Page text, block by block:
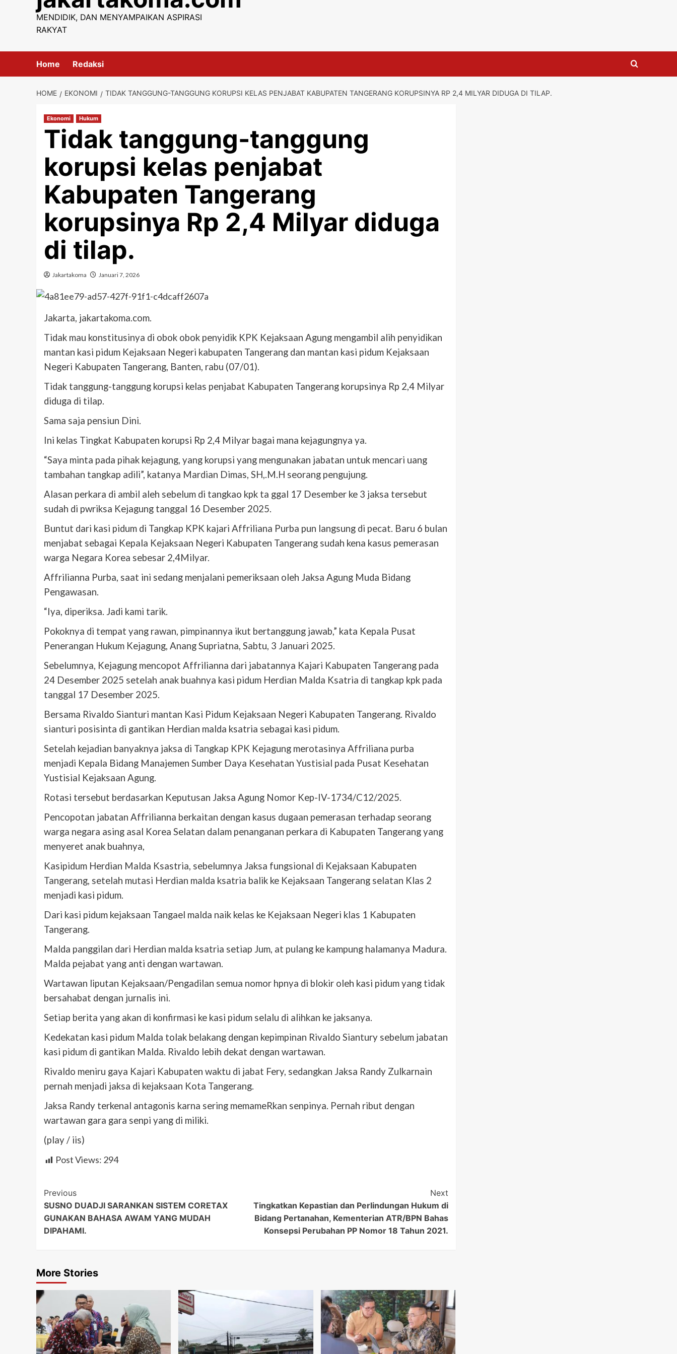
MENDIDIK, DAN MENYAMPAIKAN ASPIRASI
RAKYAT
Home Redaksi
HOME EKONOMI TIDAK TANGGUNG-TANGGUNG KORUPSI KELAS PENJABAT KABUPATEN TANGERANG KORUPSINYA RP 2,4 MILYAR DIDUGA DI TILAP.
Ekonomi Hukum
Tidak tanggung-tanggung
korupsi kelas penjabat
Kabupaten Tangerang
korupsinya Rp 2,4 Milyar diduga
di tilap.
Jakartakoma Januari 7, 2026
Jakarta, jakartakoma.com.
Tidak mau konstitusinya di obok obok penyidik KPK Kejaksaan Agung mengambil alih penyidikan
mantan kasi pidum Kejaksaan Negeri kabupaten Tangerang dan mantan kasi pidum Kejaksaan
Negeri Kabupaten Tangerang, Banten, rabu (07/01).
Tidak tanggung-tanggung korupsi kelas penjabat Kabupaten Tangerang korupsinya Rp 2,4 Milyar
diduga di tilap.
Sama saja pensiun Dini.
Ini kelas Tingkat Kabupaten korupsi Rp 2,4 Milyar bagai mana kejagungnya ya.
“Saya minta pada pihak kejagung, yang korupsi yang mengunakan jabatan untuk mencari uang
tambahan tangkap adili”, katanya Mardian Dimas, SH,.M.H seorang pengujung.
Alasan perkara di ambil aleh sebelum di tangkao kpk ta ggal 17 Desember ke 3 jaksa tersebut
sudah di pwriksa Kejagung tanggal 16 Desember 2025.
Buntut dari kasi pidum di Tangkap KPK kajari Affriliana Purba pun langsung di pecat. Baru 6 bulan
menjabat sebagai Kepala Kejaksaan Negeri Kabupaten Tangerang sudah kena kasus pemerasan
warga Negara Korea sebesar 2,4Milyar.
Affrilianna Purba, saat ini sedang menjalani pemeriksaan oleh Jaksa Agung Muda Bidang
Pengawasan.
“Iya, diperiksa. Jadi kami tarik.
Pokoknya di tempat yang rawan, pimpinannya ikut bertanggung jawab,” kata Kepala Pusat
Penerangan Hukum Kejagung, Anang Supriatna, Sabtu, 3 Januari 2025.
Sebelumnya, Kejagung mencopot Affrilianna dari jabatannya Kajari Kabupaten Tangerang pada
24 Desember 2025 setelah anak buahnya kasi pidum Herdian Malda Ksatria di tangkap kpk pada
tanggal 17 Desember 2025.
Bersama Rivaldo Sianturi mantan Kasi Pidum Kejaksaan Negeri Kabupaten Tangerang. Rivaldo
sianturi posisinta di gantikan Herdian malda ksatria sebagai kasi pidum.
Setelah kejadian banyaknya jaksa di Tangkap KPK Kejagung merotasinya Affriliana purba
menjadi Kepala Bidang Manajemen Sumber Daya Kesehatan Yustisial pada Pusat Kesehatan
Yustisial Kejaksaan Agung.
Rotasi tersebut berdasarkan Keputusan Jaksa Agung Nomor Kep-IV-1734/C12/2025.
Pencopotan jabatan Affrilianna berkaitan dengan kasus dugaan pemerasan terhadap seorang
warga negara asing asal Korea Selatan dalam penanganan perkara di Kabupaten Tangerang yang
menyeret anak buahnya,
Kasipidum Herdian Malda Ksastria, sebelumnya Jaksa fungsional di Kejaksaan Kabupaten
Tangerang, setelah mutasi Herdian malda ksatria balik ke Kejaksaan Tangerang selatan Klas 2
menjadi kasi pidum.
Dari kasi pidum kejaksaan Tangael malda naik kelas ke Kejaksaan Negeri klas 1 Kabupaten
Tangerang.
Malda panggilan dari Herdian malda ksatria setiap Jum, at pulang ke kampung halamanya Madura.
Malda pejabat yang anti dengan wartawan.
Wartawan liputan Kejaksaan/Pengadilan semua nomor hpnya di blokir oleh kasi pidum yang tidak
bersahabat dengan jurnalis ini.
Setiap berita yang akan di konfirmasi ke kasi pidum selalu di alihkan ke jaksanya.
Kedekatan kasi pidum Malda tolak belakang dengan kepimpinan Rivaldo Siantury sebelum jabatan
kasi pidum di gantikan Malda. Rivaldo lebih dekat dengan wartawan.
Rivaldo meniru gaya Kajari Kabupaten waktu di jabat Fery, sedangkan Jaksa Randy Zulkarnain
pernah menjadi jaksa di kejaksaan Kota Tangerang.
Jaksa Randy terkenal antagonis karna sering memameRkan senpinya. Pernah ribut dengan
wartawan gara gara senpi yang di miliki.
(play / iis)
Post Views: 294
Post
Navigation
Previous
SUSNO DUADJI SARANKAN SISTEM CORETAX
GUNAKAN BAHASA AWAM YANG MUDAH
DIPAHAMI.
Next
Tingkatkan Kepastian dan Perlindungan Hukum di
Bidang Pertanahan, Kementerian ATR/BPN Bahas
Konsepsi Perubahan PP Nomor 18 Tahun 2021.
More Stories